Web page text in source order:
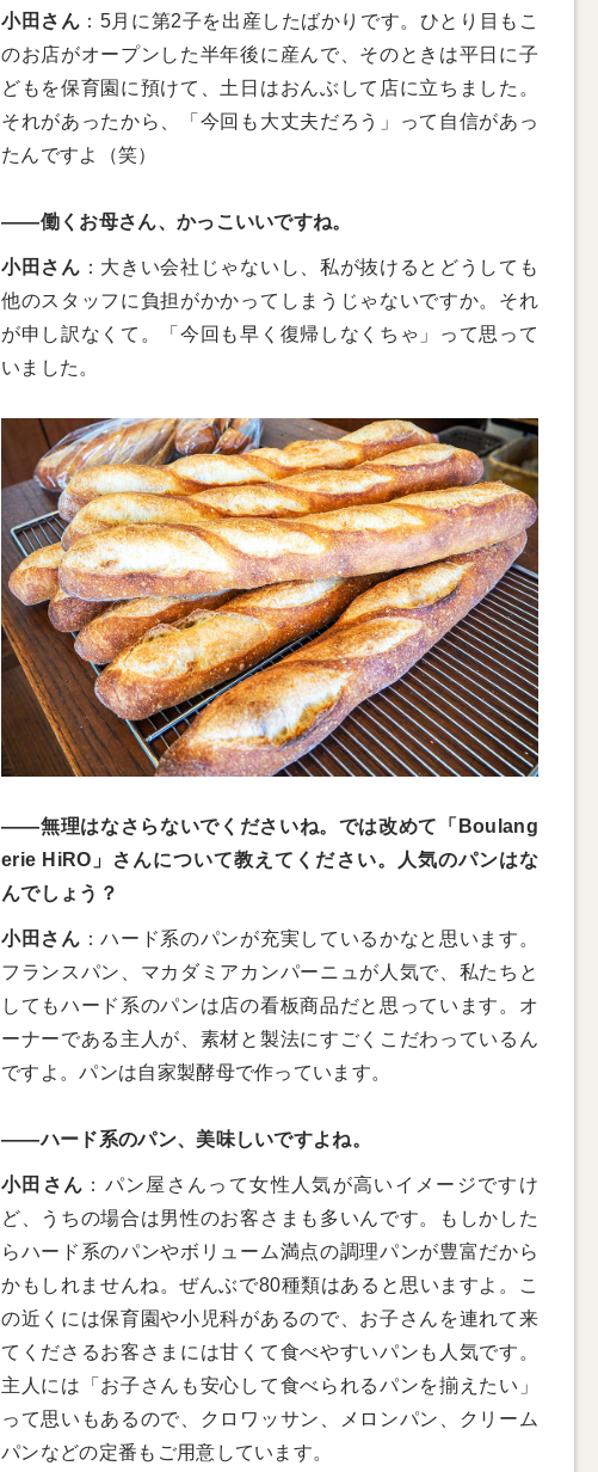
小田さん ：5月に第2子を出産したばかりです。ひとり目もこ
のお店がオープンした半年後に産んで、そのときは平日に子
どもを保育園に預けて、土日はおんぶして店に立ちました。
それがあったから、「今回も大丈夫だろう」って自信があっ
たんですよ（笑）
——働くお母さん、かっこいいですね。
小田さん ：大きい会社じゃないし、私が抜けるとどうしても
他のスタッフに負担がかかってしまうじゃないですか。それ
が申し訳なくて。「今回も早く復帰しなくちゃ」って思って
いました。
——無理はなさらないでくださいね。では改めて「Boulang
erie HiRO」さんについて教えてください。人気のパンはな
んでしょう？
小田さん ：ハード系のパンが充実しているかなと思います。
フランスパン、マカダミアカンパーニュが人気で、私たちと
してもハード系のパンは店の看板商品だと思っています。オ
ーナーである主人が、素材と製法にすごくこだわっているん
ですよ。パンは自家製酵母で作っています。
——ハード系のパン、美味しいですよね。
小田さん ：パン屋さんって女性人気が高いイメージですけ
ど、うちの場合は男性のお客さまも多いんです。もしかした
らハード系のパンやボリューム満点の調理パンが豊富だから
かもしれませんね。ぜんぶで80種類はあると思いますよ。こ
の近くには保育園や小児科があるので、お子さんを連れて来
てくださるお客さまには甘くて食べやすいパンも人気です。
主人には「お子さんも安心して食べられるパンを揃えたい」
って思いもあるので、クロワッサン、メロンパン、クリーム
パンなどの定番もご用意しています。